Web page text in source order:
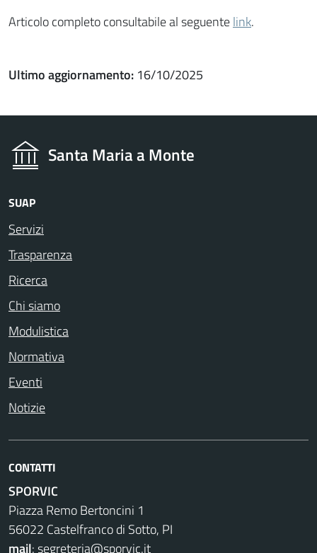
Articolo completo consultabile al seguentelink.
Ultimo aggiornamento: 16/10/2025
Santa Maria a Monte
SUAP
Servizi
Trasparenza
Ricerca
Chi siamo
Modulistica
Normativa
Eventi
Notizie
CONTATTI
SPORVIC
Piazza Remo Bertoncini 1
56022 Castelfranco di Sotto, PI
mail:segreteria@sporvic.it